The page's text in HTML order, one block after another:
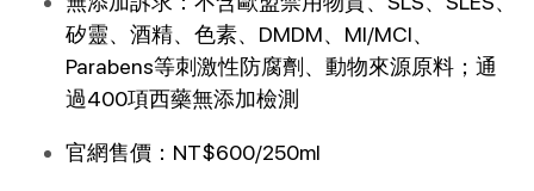
矽靈、酒精、色素、DMDM、MI/MCI、
Parabens等刺激性防腐劑、動物來源原料；通
過400項西藥無添加檢測
官網售價：NT$600/250ml